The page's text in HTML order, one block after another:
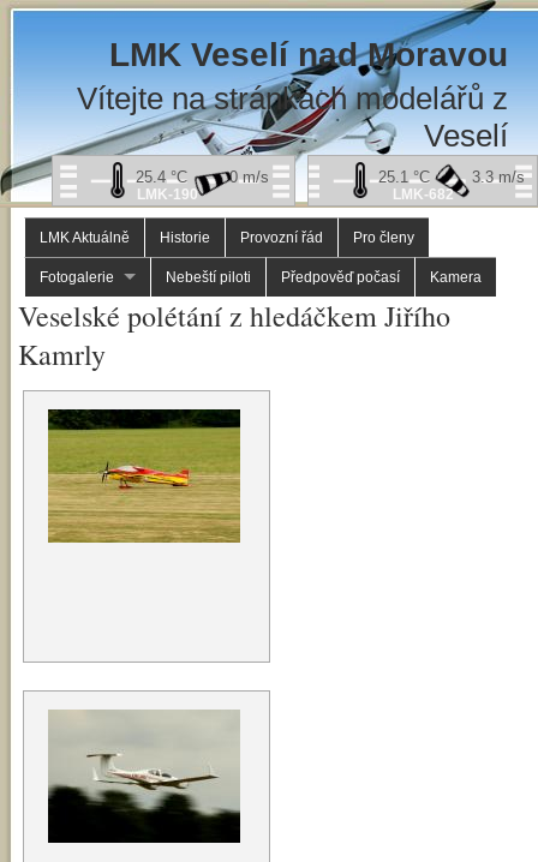
LMK Veselí nad Moravou
Vítejte na stránkách modelářů z
Veselí
3.3m/s
25.1°C
LMK-682
0m/s
25.4°C
LMK-190
LMK Aktuálně Historie Provozní řád Pro členy
Fotogalerie Nebeští piloti Předpověď počasí Kamera
Veselské polétání z hledáčkem Jiřího
Kamrly